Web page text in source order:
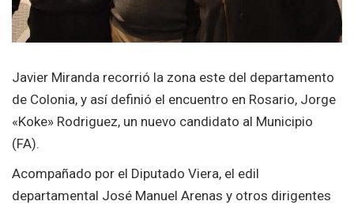
Javier Miranda recorrió la zona este del departamento
de Colonia, y así definió el encuentro en Rosario, Jorge
«Koke» Rodriguez, un nuevo candidato al Municipio
(FA).
Acompañado por el Diputado Viera, el edil
departamental José Manuel Arenas y otros dirigentes